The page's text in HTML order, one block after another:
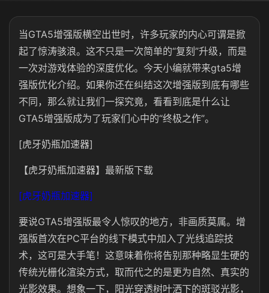
当GTA5增强版横空出世时，许多玩家的内心可谓是掀
起了惊涛骇浪。这不只是一次简单的“复刻”升级，而是
一次对游戏体验的深度优化。今天小编就带来gta5增
强版优化介绍。如果你还在纠结这次增强版到底有哪些
不同，那么就让我们一探究竟，看看到底是什么让
GTA5增强版成为了玩家们心中的“终极之作”。
[虎牙奶瓶加速器]
【虎牙奶瓶加速器】最新版下载
[虎牙奶瓶加速器]
要说GTA5增强版最令人惊叹的地方，非画质莫属。增
强版首次在PC平台的线下模式中加入了光线追踪技
术，这可是大手笔！这意味着你将告别那种略显生硬的
传统光栅化渲染方式，取而代之的是更为自然、真实的
光影效果。想象一下，阳光穿透树叶洒下的斑驳光影，